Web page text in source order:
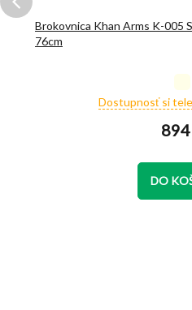
Brokovnica Khan Arms K-005
76cm
je
z
5
Dostupnosť si
DO